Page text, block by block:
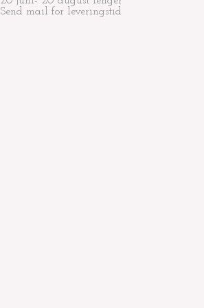
Send mail for leveringstid